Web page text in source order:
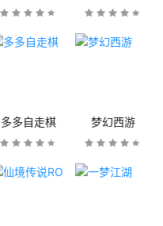
多多自走棋 梦幻西游